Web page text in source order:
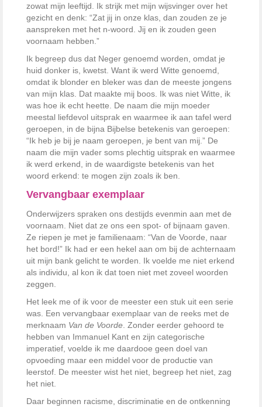
zowat mijn leeftijd. Ik strijk met mijn wijsvinger over het
gezicht en denk: “Zat jij in onze klas, dan zouden ze je
aanspreken met het n-woord. Jij en ik zouden geen
voornaam hebben.”
Ik begreep dus dat Neger genoemd worden, omdat je
huid donker is, kwetst. Want ik werd Witte genoemd,
omdat ik blonder en bleker was dan de meeste jongens
van mijn klas. Dat maakte mij boos. Ik was niet Witte, ik
was hoe ik echt heette. De naam die mijn moeder
meestal liefdevol uitsprak en waarmee ik aan tafel werd
geroepen, in de bijna Bijbelse betekenis van geroepen:
“Ik heb je bij je naam geroepen, je bent van mij.” De
naam die mijn vader soms plechtig uitsprak en waarmee
ik werd erkend, in de waardigste betekenis van het
woord erkend: te mogen zijn zoals ik ben.
Vervangbaar exemplaar
Onderwijzers spraken ons destijds evenmin aan met de
voornaam. Niet dat ze ons een spot- of bijnaam gaven.
Ze riepen je met je familienaam: “Van de Voorde, naar
het bord!” Ik had er een hekel aan om bij de achternaam
uit mijn bank gelicht te worden. Ik voelde me niet erkend
als individu, al kon ik dat toen niet met zoveel woorden
zeggen.
Het leek me of ik voor de meester een stuk uit een serie
was. Een vervangbaar exemplaar van de reeks met de
merknaam Van de Voorde. Zonder eerder gehoord te
hebben van Immanuel Kant en zijn categorische
imperatief, voelde ik me daardooe geen doel van
opvoeding maar een middel voor de productie van
leerstof. De meester wist het niet, begreep het niet, zag
het niet.
Daar beginnen racisme, discriminatie en de ontkenning